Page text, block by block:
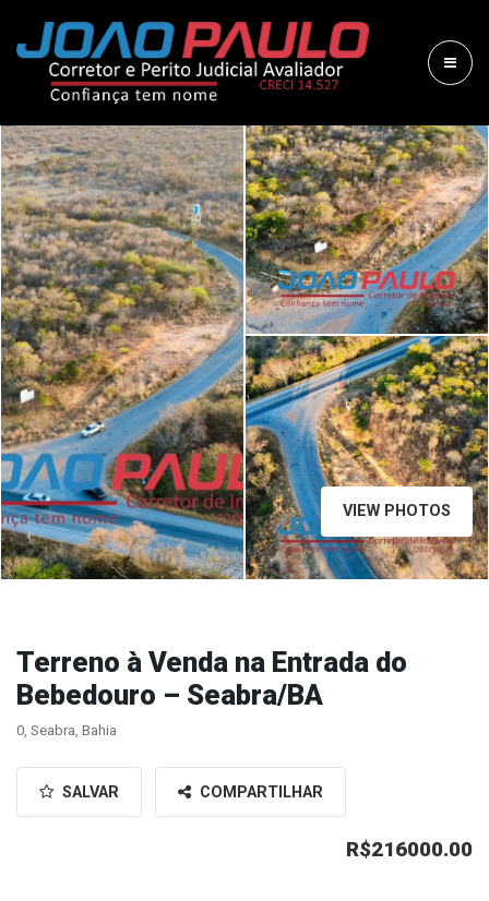
VIEW PHOTOS
Terreno à Venda na Entrada do
Bebedouro – Seabra/BA
0, Seabra, Bahia
SALVAR COMPARTILHAR
R$216000.00